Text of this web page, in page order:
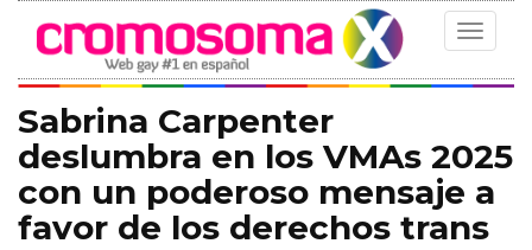
Toggle
Sabrina Carpenter
deslumbra en los VMAs 2025
con un poderoso mensaje a
favor de los derechos trans